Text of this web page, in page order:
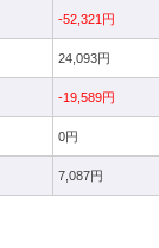
-52,321円
24,093円
-19,589円
0円
7,087円